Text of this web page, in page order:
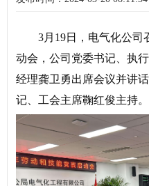
3月19日，电气化公司
动会，公司党委书记、执
经理龚卫勇出席会议并讲
记、工会主席鞠红俊主持。